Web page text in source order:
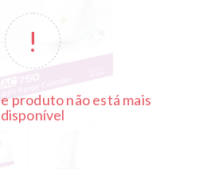
produto não está mais
disponível